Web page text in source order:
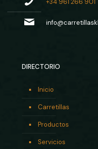
+34 961 266 901
DIRECTORIO
Inicio
Carretillas
Productos
Servicios